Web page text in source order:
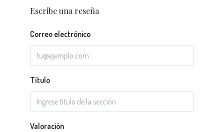
Escribe una reseña
Correo electrónico
Título
Valoración